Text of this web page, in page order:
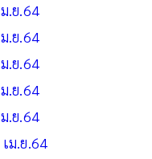
.ย.64
.ย.64
.ย.64
.ย.64
.ย.64
ม.ย.64